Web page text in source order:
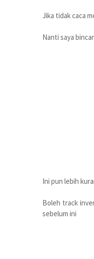
Jika tidak caca
Nanti saya
Ini pun lebih
Boleh track
sebelum ini